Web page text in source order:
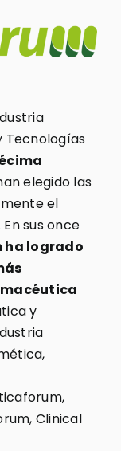
Tecnologías
elegido las
el
sus once
ha logrado
y
Clinical